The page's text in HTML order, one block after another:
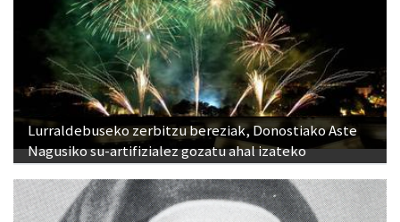
Lurraldebuseko zerbitzu bereziak, Donostiako Aste
Nagusiko su-artifizialez gozatu ahal izateko